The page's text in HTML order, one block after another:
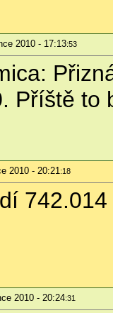
2010 - 17:13:53
Příště to
2010 - 20:21:18
2010 - 20:24:31